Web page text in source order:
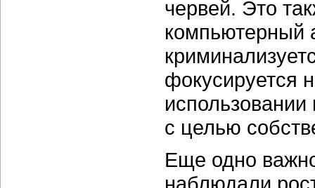
червей. Это
компьютерный
фокусируется
с целью
Еще одно